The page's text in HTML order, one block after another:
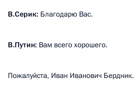
В.Серик: Благодарю Вас.
В.Путин: Вам всего хорошего.
Пожалуйста, Иван Иванович Бердник.